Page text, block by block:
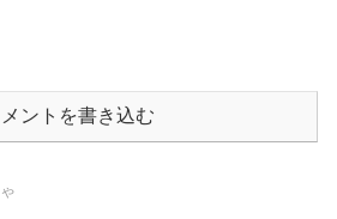
ントを書き込む